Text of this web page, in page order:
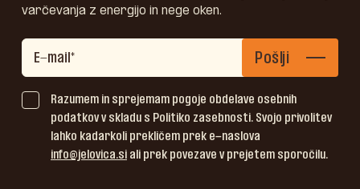
varčevanja z energijo in nege oken.
Razumem in sprejemam pogoje obdelave osebnih
podatkov v skladu s Politiko zasebnosti. Svojo privolitev
lahko kadarkoli prekličem prek e-naslova
info@jelovica.si ali prek povezave v prejetem sporočilu.
Pošlji